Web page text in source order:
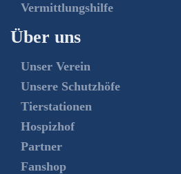
Vermittlungshilfe
Über uns
Unser Verein
Unsere Schutzhöfe
Tierstationen
Hospizhof
Partner
Fanshop